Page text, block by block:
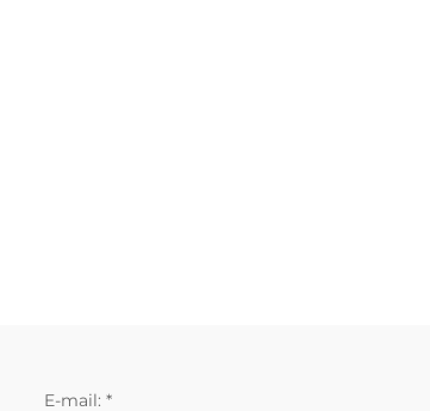
E-mail: *